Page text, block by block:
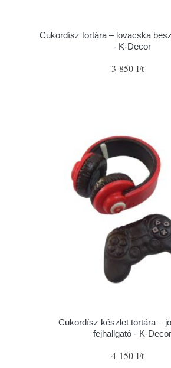
Cukordísz tortára – lovacska
- K-Decor
3 850 Ft
Cukordísz készlet tortára –
fejhallgató - K-Decor
4 150 Ft